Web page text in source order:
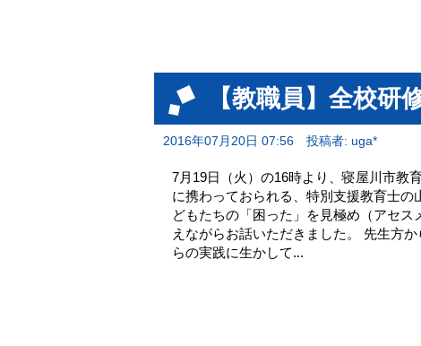
【教職員】全校研
2016年07月20日 07:56 投稿者: uga*
7月19日（火）の16時より、寝屋川市教
に携わっておられる、特別支援教育士
どもたちの「困った」を見極め（アセ
えながらお話いただきました。 先生
らの実践に生かして...